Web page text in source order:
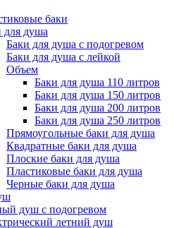
баки
для душа
Баки для душа с подогревом
Баки для душа с лейкой
Объем
Баки для душа 110 литров
Баки для душа 150 литров
Баки для душа 200 литров
Баки для душа 250 литров
Прямоугольные баки для душа
Квадратные баки для душа
Плоские баки для душа
Пластиковые баки для душа
Черные баки для душа
душ с подогревом
летний душ